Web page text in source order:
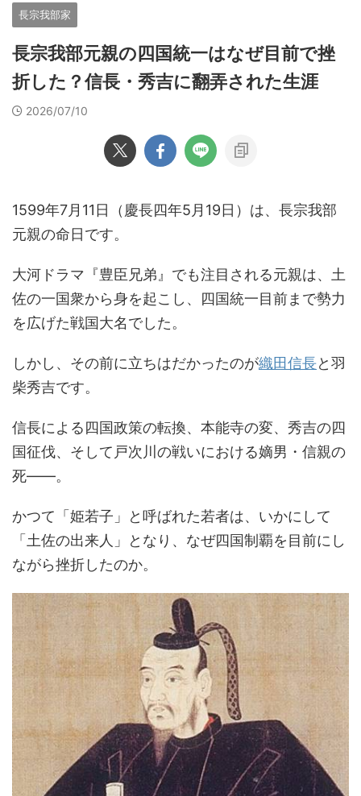
長宗我部家
長宗我部元親の四国統一はなぜ目前で挫
折した？信長・秀吉に翻弄された生涯
2026/07/10
1599年7月11日（慶長四年5月19日）は、長宗我部
元親の命日です。
大河ドラマ『豊臣兄弟』でも注目される元親は、土
佐の一国衆から身を起こし、四国統一目前まで勢力
を広げた戦国大名でした。
しかし、その前に立ちはだかったのが織田信長と羽
柴秀吉です。
信長による四国政策の転換、本能寺の変、秀吉の四
国征伐、そして戸次川の戦いにおける嫡男・信親の
死――。
かつて「姫若子」と呼ばれた若者は、いかにして
「土佐の出来人」となり、なぜ四国制覇を目前にし
ながら挫折したのか。